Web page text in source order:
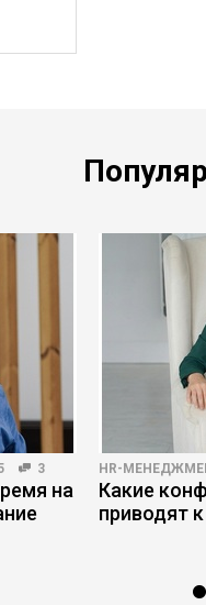
3
на
HR-
Какие
приводят